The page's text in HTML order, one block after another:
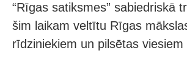
“Rīgas satiksmes” sabiedriskā
šim laikam veltītu Rīgas
rīdziniekiem un pilsētas